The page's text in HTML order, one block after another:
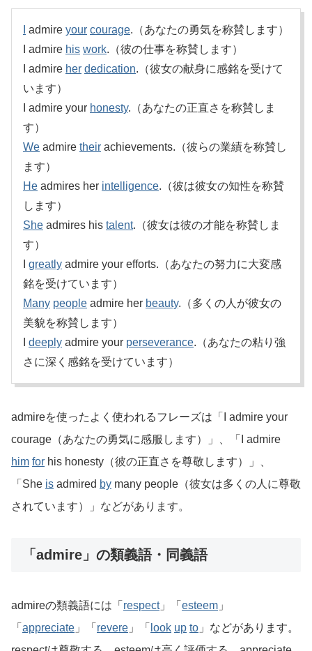
admire your courage.（あなたの勇気を称賛します）
I admire his work.（彼の仕事を称賛します）
I admire her dedication.（彼女の献身に感銘を受けて
います）
I admire your honesty.（あなたの正直さを称賛しま
す）
We admire their achievements.（彼らの業績を称賛し
ます）
He admires her intelligence.（彼は彼女の知性を称賛
します）
She admires his talent.（彼女は彼の才能を称賛しま
す）
greatly admire your efforts.（あなたの努力に大変感
銘を受けています）
Many people admire her beauty.（多くの人が彼女の
美貌を称賛します）
deeply admire your perseverance.（あなたの粘り強
さに深く感銘を受けています）
admireを使ったよく使われるフレーズは「I admire your
courage（あなたの勇気に感服します）」、「I admire
him for his honesty（彼の正直さを尊敬します）」、
「She is admired by many people（彼女は多くの人に尊敬
されています）」などがあります。
「admire」の類義語・同義語
admireの類義語には「 respect」「 esteem 」
「 appreciate 」「 revere 」「 look up to 」などがあります。